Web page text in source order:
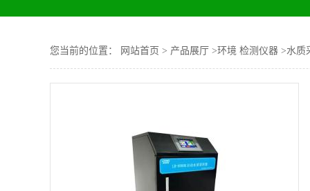
您当前的位置： 网站首页 > 产品展厅 >环境 检测仪器 >水质